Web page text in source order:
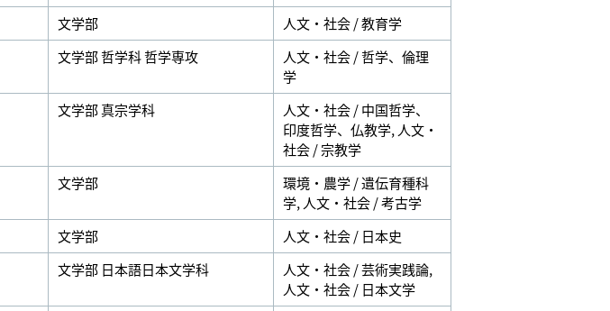
文学部
人文・社会 / 教育学
文学部 哲学科 哲学専攻
人文・社会 / 哲学、倫理
学
文学部 真宗学科
人文・社会 / 中国哲学、
印度哲学、仏教学, 人文・
社会 / 宗教学
文学部
環境・農学 / 遺伝育種科
学, 人文・社会 / 考古学
文学部
人文・社会 / 日本史
文学部 日本語日本文学科 人文・社会 / 芸術実践論,
人文・社会 / 日本文学